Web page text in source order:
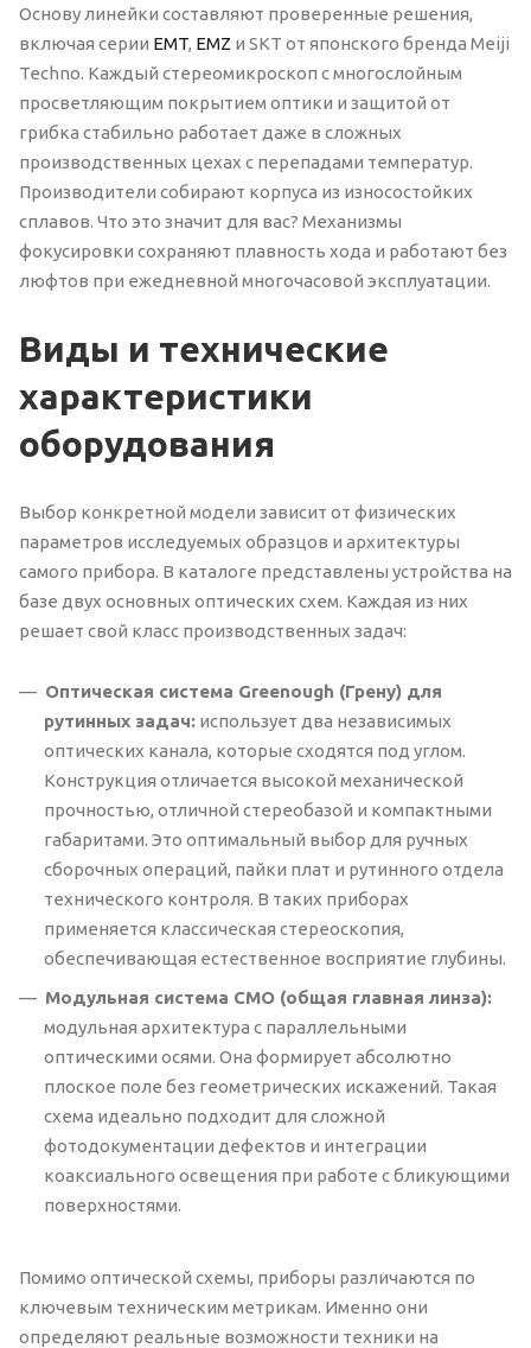
Основу линейки составляют проверенные решения,
включая серии EMT, EMZ и SKT от японского бренда Meiji
Techno. Каждый стереомикроскоп с многослойным
просветляющим покрытием оптики и защитой от
грибка стабильно работает даже в сложных
производственных цехах с перепадами температур.
Производители собирают корпуса из износостойких
сплавов. Что это значит для вас? Механизмы
фокусировки сохраняют плавность хода и работают без
люфтов при ежедневной многочасовой эксплуатации.
Виды и технические
характеристики
оборудования
Выбор конкретной модели зависит от физических
параметров исследуемых образцов и архитектуры
самого прибора. В каталоге представлены устройства на
базе двух основных оптических схем. Каждая из них
решает свой класс производственных задач:
Оптическая система Greenough (Грену) для
рутинных задач: использует два независимых
оптических канала, которые сходятся под углом.
Конструкция отличается высокой механической
прочностью, отличной стереобазой и компактными
габаритами. Это оптимальный выбор для ручных
сборочных операций, пайки плат и рутинного отдела
технического контроля. В таких приборах
применяется классическая стереоскопия,
обеспечивающая естественное восприятие глубины.
Модульная система CMO (общая главная линза):
модульная архитектура с параллельными
оптическими осями. Она формирует абсолютно
плоское поле без геометрических искажений. Такая
схема идеально подходит для сложной
фотодокументации дефектов и интеграции
коаксиального освещения при работе с бликующими
поверхностями.
Помимо оптической схемы, приборы различаются по
ключевым техническим метрикам. Именно они
определяют реальные возможности техники на